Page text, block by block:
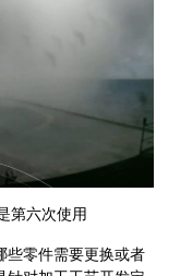
第六次使用
些零件需要更换或者